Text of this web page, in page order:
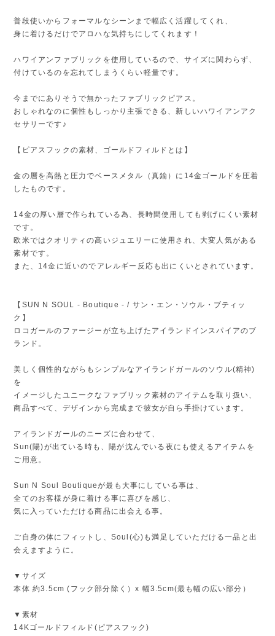
普段使いからフォーマルなシーンまで幅広く活躍してくれ、
身に着けるだけでアロハな気持ちにしてくれます！
ハワイアンファブリックを使用しているので、サイズに関わらず、
付けているのを忘れてしまうくらい軽量です。
今までにありそうで無かったファブリックピアス。
おしゃれなのに個性もしっかり主張できる、新しいハワイアンアク
セサリーです♪
【ピアスフックの素材、ゴールドフィルドとは】
金の層を高熱と圧力でベースメタル（真鍮）に14金ゴールドを圧着
したものです。
14金の厚い層で作られている為、長時間使用しても剥げにくい素材
です。
欧米ではクオリティの高いジュエリーに使用され、大変人気がある
素材です。
また、14金に近いのでアレルギー反応も出にくいとされています。
【SUN N SOUL - Boutique - / サン・エン・ソウル・ブティッ
ク】
ロコガールのファージーが立ち上げたアイランドインスパイアのブ
ランド。
美しく個性的ながらもシンプルなアイランドガールのソウル(精神)
を
イメージしたユニークなファブリック素材のアイテムを取り扱い、
商品すべて、デザインから完成まで彼女が自ら手掛けています。
アイランドガールのニーズに合わせて、
Sun(陽)が出ている時も、陽が沈んでいる夜にも使えるアイテムを
ご用意。
Sun N Soul Boutiqueが最も大事にしている事は、
全てのお客様が身に着ける事に喜びを感じ、
気に入っていただける商品に出会える事。
ご自身の体にフィットし、Soul(心)も満足していただける一品と出
会えますように。
▼サイズ
本体 約3.5cm (フック部分除く）x 幅3.5cm(最も幅の広い部分）
▼素材
14Kゴールドフィルド(ピアスフック)